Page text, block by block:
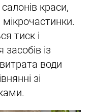
краси,
тиск і
із
води
зі